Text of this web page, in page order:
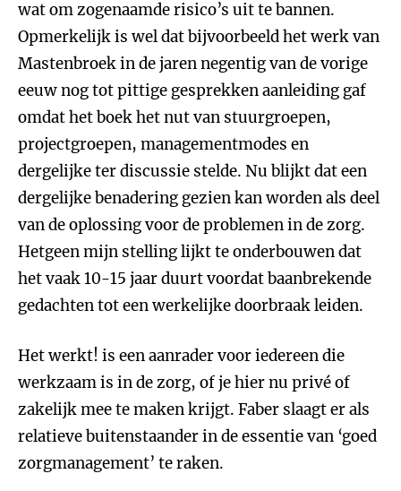
wat om zogenaamde risico’s uit te bannen.
Opmerkelijk is wel dat bijvoorbeeld het werk van
Mastenbroek in de jaren negentig van de vorige
eeuw nog tot pittige gesprekken aanleiding gaf
omdat het boek het nut van stuurgroepen,
projectgroepen, managementmodes en
dergelijke ter discussie stelde. Nu blijkt dat een
dergelijke benadering gezien kan worden als deel
van de oplossing voor de problemen in de zorg.
Hetgeen mijn stelling lijkt te onderbouwen dat
het vaak 10-15 jaar duurt voordat baanbrekende
gedachten tot een werkelijke doorbraak leiden.
Het werkt! is een aanrader voor iedereen die
werkzaam is in de zorg, of je hier nu privé of
zakelijk mee te maken krijgt. Faber slaagt er als
relatieve buitenstaander in de essentie van ‘goed
zorgmanagement’ te raken.